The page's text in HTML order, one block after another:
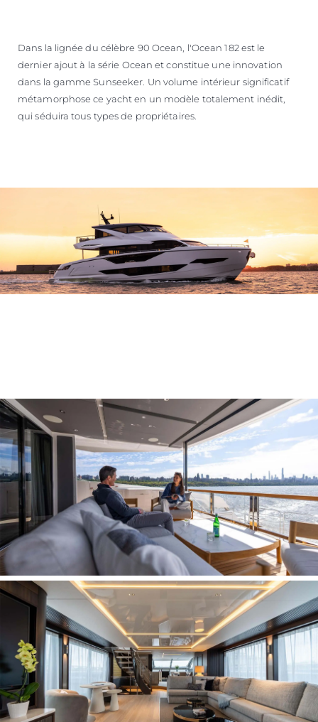
Dans la lignée du célèbre 90 Ocean, l'Ocean 182 est le
dernier ajout à la série Ocean et constitue une innovation
dans la gamme Sunseeker. Un volume intérieur significatif
métamorphose ce yacht en un modèle totalement inédit,
qui séduira tous types de propriétaires.